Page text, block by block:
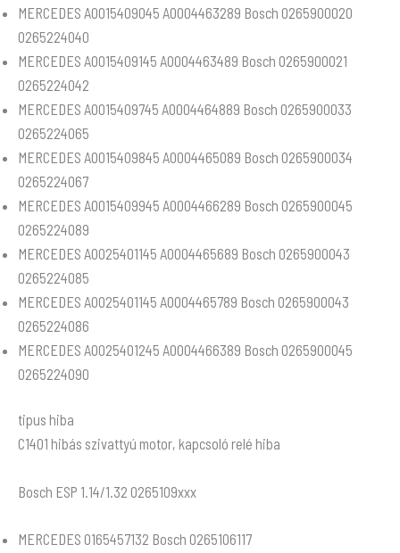
MERCEDES A0015409045 A0004463289 Bosch 0265900020
0265224040
MERCEDES A0015409145 A0004463489 Bosch 0265900021
0265224042
MERCEDES A0015409745 A0004464889 Bosch 0265900033
0265224065
MERCEDES A0015409845 A0004465089 Bosch 0265900034
0265224067
MERCEDES A0015409945 A0004466289 Bosch 0265900045
0265224089
MERCEDES A0025401145 A0004465689 Bosch 0265900043
0265224085
MERCEDES A0025401145 A0004465789 Bosch 0265900043
0265224086
MERCEDES A0025401245 A0004466389 Bosch 0265900045
0265224090
tipus hiba
C1401 hibás szivattyú motor, kapcsoló relé hiba
Bosch ESP 1.14/1.32 0265109xxx
MERCEDES 0165457132 Bosch 0265106117